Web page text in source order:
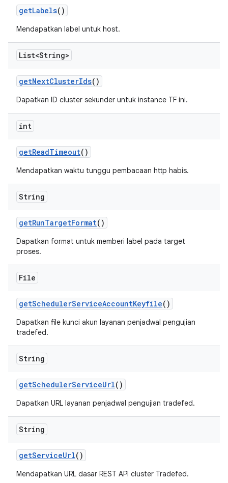
getLabels()
Mendapatkan label untuk host.
List<String>
getNextClusterIds()
Dapatkan ID cluster sekunder untuk instance TF ini.
int
getReadTimeout()
Mendapatkan waktu tunggu pembacaan http habis.
String
getRunTargetFormat()
Dapatkan format untuk memberi label pada target
proses.
File
getSchedulerServiceAccountKeyfile()
Dapatkan file kunci akun layanan penjadwal pengujian
tradefed.
String
getSchedulerServiceUrl()
Dapatkan URL layanan penjadwal pengujian tradefed.
String
getServiceUrl()
Mendapatkan URL dasar REST API cluster Tradefed.